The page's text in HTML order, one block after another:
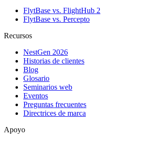
FlytBase vs. FlightHub 2
FlytBase vs. Percepto
Recursos
NestGen 2026
Historias de clientes
Blog
Glosario
Seminarios web
Eventos
Preguntas frecuentes
Directrices de marca
Apoyo